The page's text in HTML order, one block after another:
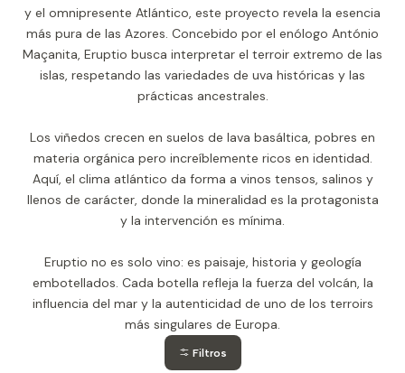
y el omnipresente Atlántico, este proyecto revela la esencia
más pura de las Azores. Concebido por el enólogo António
Maçanita, Eruptio busca interpretar el terroir extremo de las
islas, respetando las variedades de uva históricas y las
prácticas ancestrales.
Los viñedos crecen en suelos de lava basáltica, pobres en
materia orgánica pero increíblemente ricos en identidad.
Aquí, el clima atlántico da forma a vinos tensos, salinos y
llenos de carácter, donde la mineralidad es la protagonista
y la intervención es mínima.
Eruptio no es solo vino: es paisaje, historia y geología
embotellados. Cada botella refleja la fuerza del volcán, la
influencia del mar y la autenticidad de uno de los terroirs
más singulares de Europa.
Filtros